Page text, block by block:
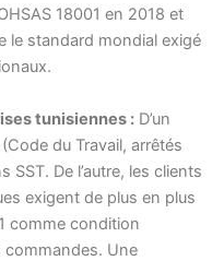
18001 en 2018 et
le standard mondial exigé
tunisiennes : D’un
du Travail, arrêtés
De l’autre, les clients
exigent de plus en plus
comme condition
commandes. Une